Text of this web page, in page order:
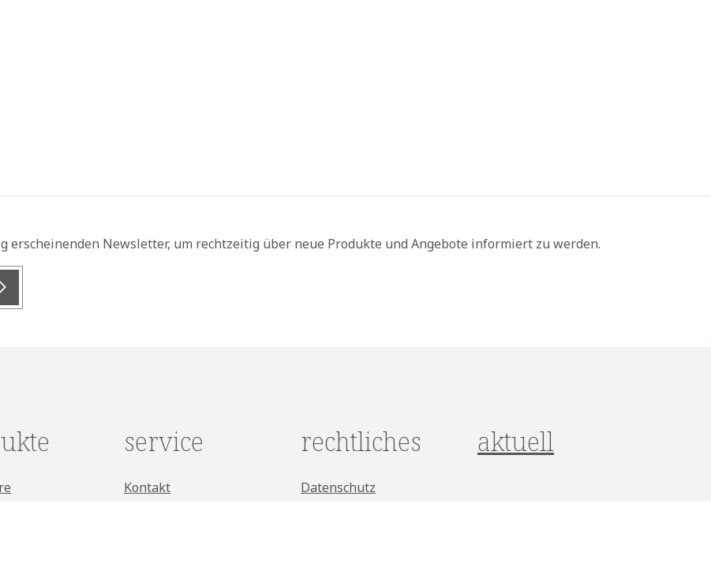
erscheinenden Newsletter, um rechtzeitig über neue Produkte und Angebote informiert zu werden.
service
Kontakt
rechtliches
Datenschutz
aktuell